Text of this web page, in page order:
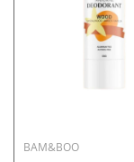
BAM&BOO